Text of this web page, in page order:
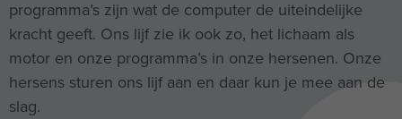
programma’s zijn wat de computer de uiteindelijke
kracht geeft. Ons lijf zie ik ook zo, het lichaam als
motor en onze programma’s in onze hersenen. Onze
hersens sturen ons lijf aan en daar kun je mee aan de
slag.